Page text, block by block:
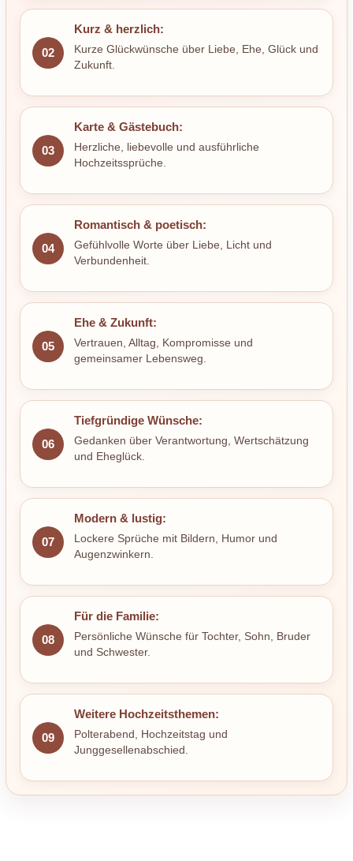
02
Kurz & herzlich:
Kurze Glückwünsche über Liebe, Ehe, Glück und
Zukunft.
03
Karte & Gästebuch:
Herzliche, liebevolle und ausführliche
Hochzeitssprüche.
04
Romantisch & poetisch:
Gefühlvolle Worte über Liebe, Licht und
Verbundenheit.
05
Ehe & Zukunft:
Vertrauen, Alltag, Kompromisse und
gemeinsamer Lebensweg.
06
Tiefgründige Wünsche:
Gedanken über Verantwortung, Wertschätzung
und Eheglück.
07
Modern & lustig:
Lockere Sprüche mit Bildern, Humor und
Augenzwinkern.
08
Für die Familie:
Persönliche Wünsche für Tochter, Sohn, Bruder
und Schwester.
09
Weitere Hochzeitsthemen:
Polterabend, Hochzeitstag und
Junggesellenabschied.